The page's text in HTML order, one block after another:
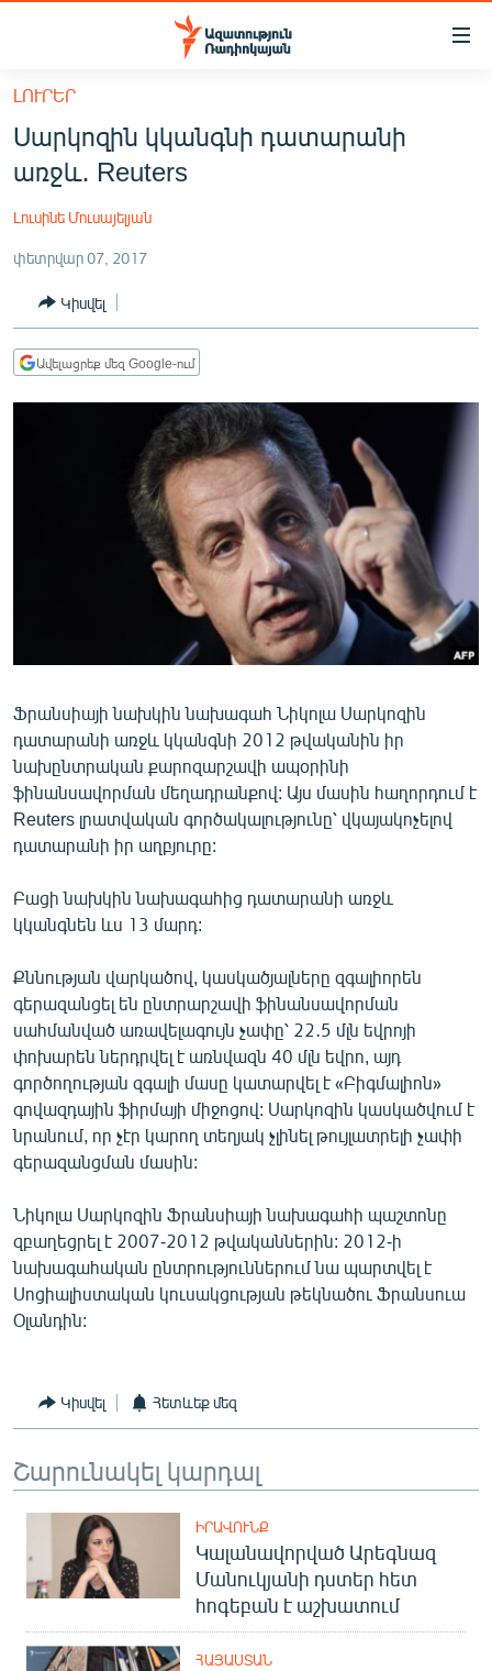
Մատչելիության
հիմնական
բովանդակությանը
հիմնական
մենյուին
ՀԱՅԱՍՏԱՆ
ՔԱՂԱՔԱԿԱՆ
ԸՆՏՐՈՒԹՅՈՒՆՆԵՐ 2026
ԻՐԱՎՈՒՆՔ
ՀԱՍԱՐԱԿՈՒԹՅՈՒՆ
ՏՆՏԵՍՈՒԹՅՈՒՆ
ՊԱՏԵՐԱԶՄԻ 6 ՇԱԲԱԹՆԵՐԸ
ՄԻՋԱԶԳԱՅԻՆ
ՏՏ ԵՒ ԻՆՏԵՐՆԵՏ
ԿՈՐՈՆԱՎԻՐՈՒՍ
ԱՐԽԻՎ
ՏԵՍԱՆՅՈՒԹԵՐ
ԲԱՆԱՎԵՃ
ՓՈԴՔԱՍԹ
English
Русский
ՀԵՏԵՎԵՔ ՄԵԶ
«Ազատության» բոլոր կայքերը
ԼՈՒՐԵՐ
Սարկոզին կկանգնի դատարանի
առջև․ Reuters
Լուսինե Մուսայելյան
փետրվար 07, 2017
Կիսվել
Ավելացրեք մեզ Google-ում
Ֆրանսիայի նախկին նախագահ Նիկոլա Սարկոզին
դատարանի առջև կկանգնի 2012 թվականին իր
նախընտրական քարոզարշավի ապօրինի
ֆինանսավորման մեղադրանքով: Այս մասին հաղորդում է
Reuters լրատվական գործակալությունը՝ վկայակոչելով
դատարանի իր աղբյուրը:
Բացի նախկին նախագահից դատարանի առջև
կկանգնեն ևս 13 մարդ:
Քննության վարկածով, կասկածյալները զգալիորեն
գերազանցել են ընտրարշավի ֆինանսավորման
սահմանված առավելագույն չափը՝ 22․5 մլն եվրոյի
փոխարեն ներդրվել է առնվազն 40 մլն եվրո, այդ
գործողության զգալի մասը կատարվել է «Բիգմալիոն»
գովազդային ֆիրմայի միջոցով: Սարկոզին կասկածվում է
նրանում, որ չէր կարող տեղյակ չլինել թույլատրելի չափի
գերազանցման մասին:
Նիկոլա Սարկոզին Ֆրանսիայի նախագահի պաշտոնը
զբաղեցրել է 2007-2012 թվականներին: 2012-ի
նախագահական ընտրություններում նա պարտվել է
Սոցիալիստական կուսակցության թեկնածու Ֆրանսուա
Օլանդին:
Կիսվել Հետևեք մեզ
Շարունակել կարդալ
ԻՐԱՎՈՒՆՔ
Կալանավորված Արեգնազ
Մանուկյանի դստեր հետ
հոգեբան է աշխատում
ՀԱՅԱՍՏԱՆ